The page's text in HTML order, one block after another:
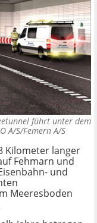
führt unter dem
A/S/Femern A/S
Kilometer langer
Fehmarn und
und
Meeresboden